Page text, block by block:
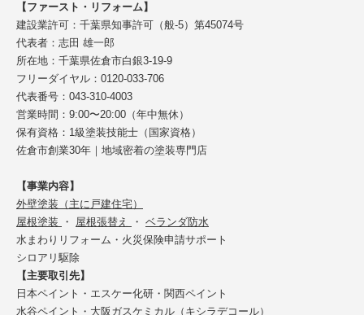
【ファースト・リフォーム】
建設業許可：千葉県知事許可（般-5）第45074号
代表者：志田 雄一郎
所在地：千葉県佐倉市白銀3-19-9
フリーダイヤル：0120-033-706
代表番号：043-310-4003
営業時間：9:00〜20:00（年中無休）
保有資格：1級塗装技能士（国家資格）
佐倉市創業30年｜地域密着の塗装専門店
【事業内容】
外壁塗装（主に戸建住宅）
屋根塗装
・ 屋根張替え ・ ベランダ防水
水まわりリフォーム・火災保険申請サポート
シロアリ駆除
【主要取引先】
日本ペイント・エスケー化研・関西ペイント
水谷ペイント・大阪ガスケミカル（キシラデコール）